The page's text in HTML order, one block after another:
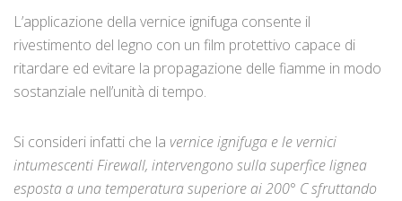
L’applicazione della vernice ignifuga consente il
rivestimento del legno con un film protettivo capace di
ritardare ed evitare la propagazione delle fiamme in modo
sostanziale nell’unità di tempo.
Si consideri infatti che la vernice ignifuga e le vernici
intumescenti Firewall, intervengono sulla superfice lignea
esposta a una temperatura superiore ai 200° C sfruttando